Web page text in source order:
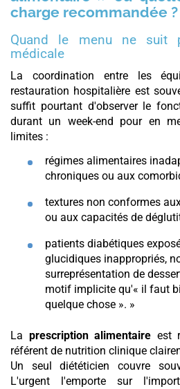
charge recommandée ?
Quand le menu ne suit
médicale
La coordination entre les
restauration hospitalière est
suffit pourtant d'observer le
durant un week-end pour en
limites :
régimes alimentaires
chroniques ou aux
textures non conformes
ou aux capacités de
patients diabétiques
glucidiques inappropriés,
surreprésentation de
motif implicite qu'« il faut
quelque chose ». »
La prescription alimentaire est
référent de nutrition clinique
Un seul diététicien couvre
L'urgent l'emporte sur